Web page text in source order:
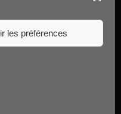
les préférences